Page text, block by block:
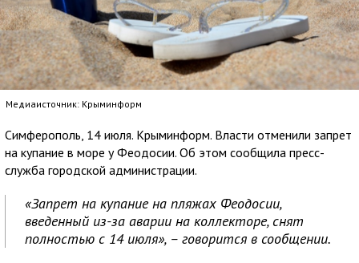
Медиаисточник: Крыминформ
Симферополь, 14 июля. Крыминформ. Власти отменили запрет
на купание в море у Феодосии. Об этом сообщила пресс-
служба городской администрации.
«Запрет на купание на пляжах Феодосии,
введенный из-за аварии на коллекторе, снят
полностью с 14 июля», – говорится в сообщении.